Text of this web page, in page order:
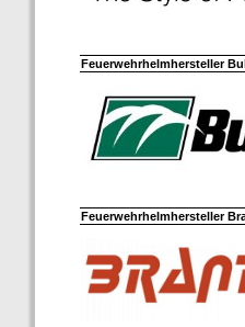
Feuerwehrhelmhersteller
Feuerwehrhelmhersteller